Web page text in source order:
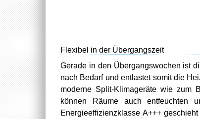
Flexibel in der Übergangszeit
Gerade in den Übergangswochen ist
nach Bedarf und entlastet somit die
moderne Split-Klimageräte wie zum
können Räume auch
Energieeffizienzklasse A+++